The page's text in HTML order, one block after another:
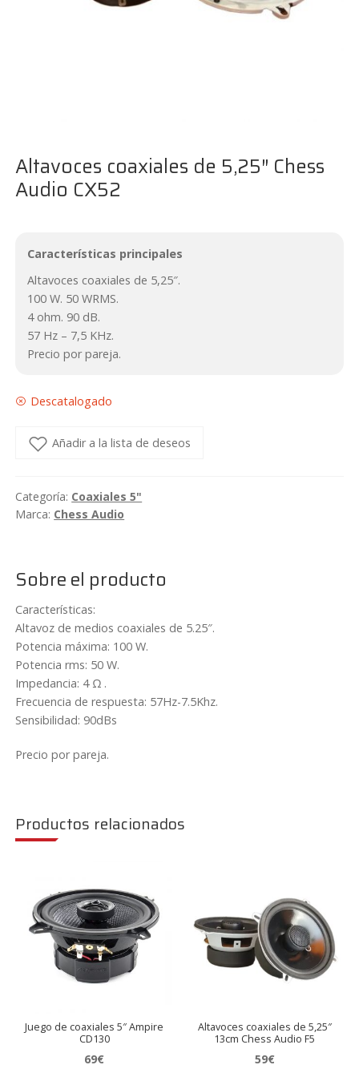
Altavoces coaxiales de 5,25″ Chess
Audio CX52
Características principales
Altavoces coaxiales de 5,25″.
100 W. 50 WRMS.
4 ohm. 90 dB.
57 Hz – 7,5 KHz.
Precio por pareja.
Descatalogado
Añadir a la lista de deseos
Categoría: Coaxiales 5"
Marca: Chess Audio
Sobre el producto
Características:
Altavoz de medios coaxiales de 5.25″.
Potencia máxima: 100 W.
Potencia rms: 50 W.
Impedancia: 4 Ω .
Frecuencia de respuesta: 57Hz-7.5Khz.
Sensibilidad: 90dBs
Precio por pareja.
Productos relacionados
Juego de coaxiales 5″ Ampire
CD130
69€
Altavoces coaxiales de 5,25″
13cm Chess Audio F5
59€